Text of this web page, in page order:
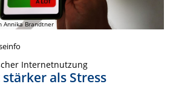
Annika Brandtner
Internetnutzung
als Stress